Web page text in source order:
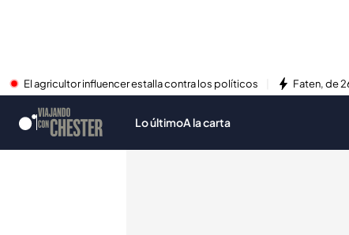
El agricultor influencer estalla contra los políticos Faten, de
Lo últimoA la carta